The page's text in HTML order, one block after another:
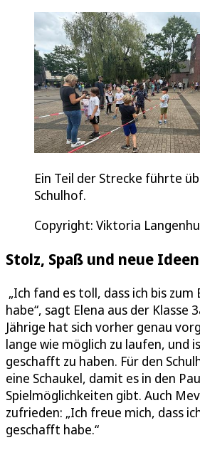
Ein Teil der Strecke führte
Schulhof.
Copyright: Viktoria
Stolz, Spaß und neue Ideen
„Ich fand es toll, dass ich bis
habe“, sagt Elena aus der Klasse
Jährige hat sich vorher genau
lange wie möglich zu laufen, und
geschafft zu haben. Für den
eine Schaukel, damit es in den
Spielmöglichkeiten gibt. Auch
zufrieden: „Ich freue mich, dass
geschafft habe.“